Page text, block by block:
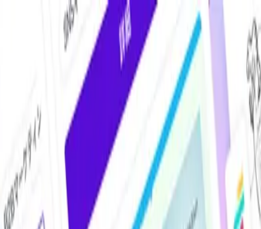
の法人向けAIツール・サービス比較メディア。掲載サービ